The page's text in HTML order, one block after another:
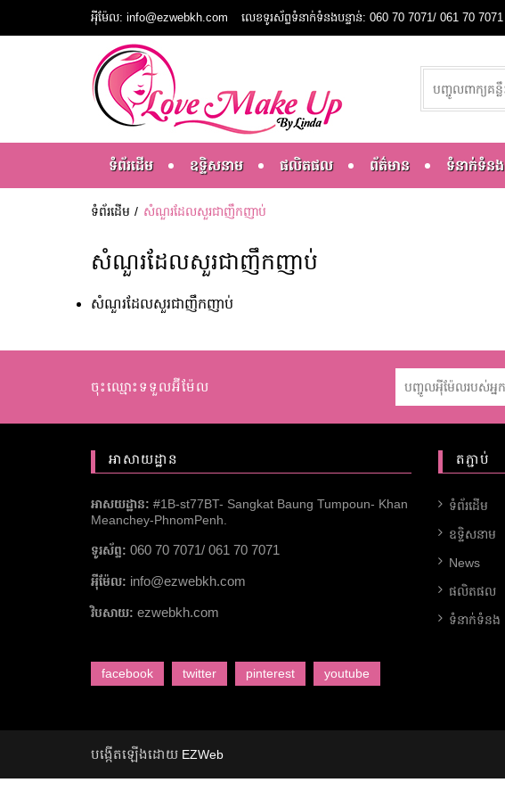
អ៉ីម៉ែល: info@ezwebkh.com លេខទូរស័ព្ទទំនាក់ទំនងបន្ទាន់: 060 70 7071/ 061 70 7071
ទំព័រដើម ឧទ្ទិសនាម ផលិតផល ព័ត៌មាន ទំនាក់ទំនង
ទំព័រដើម សំណួរដែលសួរជាញឹកញាប់
សំណួរដែលសួរជាញឹកញាប់
សំណួរដែលសួរជាញឹកញាប់
ចុះឈ្មោះទទួលអ៊ីម៉ែល
អាសាយដ្ឋាន
អាសយដ្ឋាន: #1B-st77BT- Sangkat Baung Tumpoun- Khan
Meanchey-PhnomPenh.
ទូរស័ព្ទ: 060 70 7071/ 061 70 7071
អ៉ីម៉ែល: info@ezwebkh.com
វិបសាយ: ezwebkh.com
facebook twitter pinterest youtube
តភ្ជាប់
ទំព័រដើម
ឧទ្ទិសនាម
News
ផលិតផល
ទំនាក់ទំនង
បង្កើតឡើងដោយ EZWeb